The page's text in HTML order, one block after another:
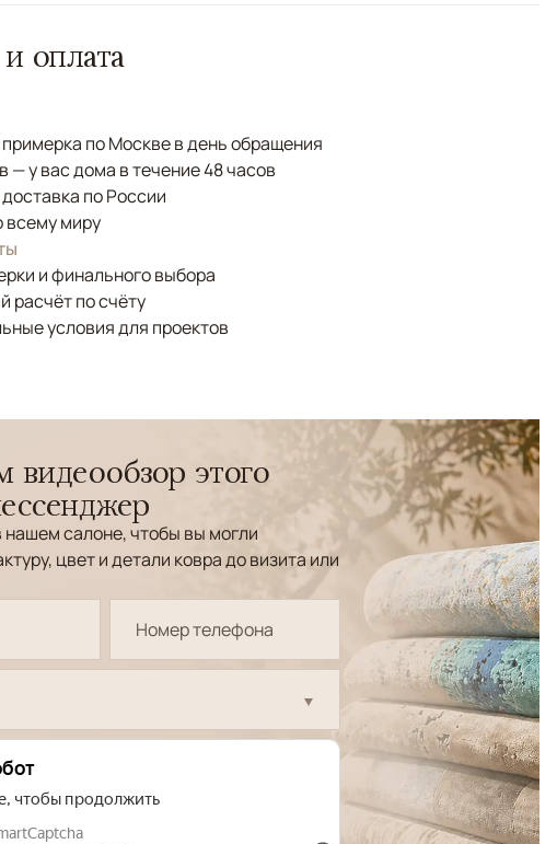
оплата
по Москве в день обращения
— у вас дома в течение 48 часов
по России
всему миру
и финального выбора
расчёт по счёту
условия для проектов
видеообзор этого
салоне, чтобы вы могли
цвет и детали ковра до визита или